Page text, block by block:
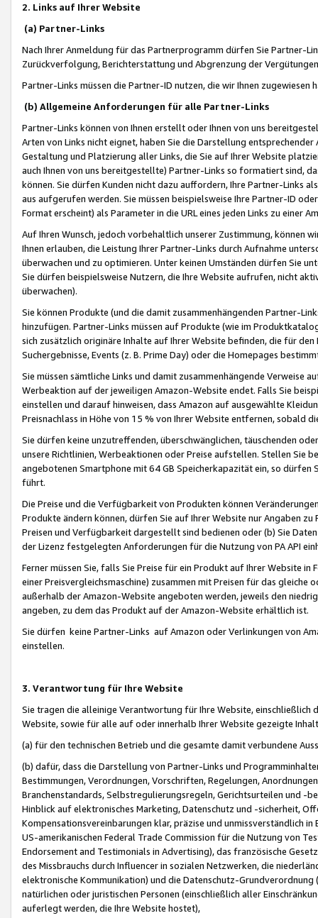
2. Links auf Ihrer Website
(a) Partner-Links
Nach Ihrer Anmeldung für das Partnerprogramm dürfen Sie Partner-
Zurückverfolgung, Berichterstattung und Abgrenzung der
Partner-Links müssen die Partner-ID nutzen, die wir Ihnen zugewiesen
(b) Allgemeine Anforderungen für alle Partner-Links
Partner-Links können von Ihnen erstellt oder Ihnen von uns
Arten von Links nicht eignet, haben Sie die Darstellung
Gestaltung und Platzierung aller Links, die Sie auf Ihrer Website
auch Ihnen von uns bereitgestellte) Partner-Links so formatiert sind,
können. Sie dürfen Kunden nicht dazu auffordern, Ihre Partner-Links
aus aufgerufen werden. Sie müssen beispielsweise Ihre Partner-ID
Format erscheint) als Parameter in die URL eines jeden Links zu einer
Auf Ihren Wunsch, jedoch vorbehaltlich unserer Zustimmung, können
Ihnen erlauben, die Leistung Ihrer Partner-Links durch Aufnahme
überwachen und zu optimieren. Unter keinen Umständen dürfen Sie
Sie dürfen beispielsweise Nutzern, die Ihre Website aufrufen, nicht
überwachen).
Sie können Produkte (und die damit zusammenhängenden Partner-
hinzufügen. Partner-Links müssen auf Produkte (wie im
sich zusätzlich originäre Inhalte auf Ihrer Website befinden, die für
Suchergebnisse, Events (z. B. Prime Day) oder die Homepages
Sie müssen sämtliche Links und damit zusammenhängende
Werbeaktion auf der jeweiligen Amazon-Website endet. Falls Sie
einstellen und darauf hinweisen, dass Amazon auf ausgewählte
Preisnachlass in Höhe von 15 % von Ihrer Website entfernen, sobald
Sie dürfen keine unzutreffenden, überschwänglichen, täuschenden
unsere Richtlinien, Werbeaktionen oder Preise aufstellen. Stellen Sie
angebotenen Smartphone mit 64 GB Speicherkapazität ein, so dürfen
führt.
Die Preise und die Verfügbarkeit von Produkten können
Produkte ändern können, dürfen Sie auf Ihrer Website nur Angaben
Preisen und Verfügbarkeit dargestellt sind bedienen oder (b) Sie
der Lizenz festgelegten Anforderungen für die Nutzung von PA API
Ferner müssen Sie, falls Sie Preise für ein Produkt auf Ihrer Website
einer Preisvergleichsmaschine) zusammen mit Preisen für das
außerhalb der Amazon-Website angeboten werden, jeweils den
angeben, zu dem das Produkt auf der Amazon-Website erhältlich ist.
Sie dürfen keine Partner-Links auf Amazon oder Verlinkungen von
einstellen.
3. Verantwortung für Ihre Website
Sie tragen die alleinige Verantwortung für Ihre Website,
Website, sowie für alle auf oder innerhalb Ihrer Website gezeigte
(a) für den technischen Betrieb und die gesamte damit verbundene
(b) dafür, dass die Darstellung von Partner-Links und
Bestimmungen, Verordnungen, Vorschriften, Regelungen,
Branchenstandards, Selbstregulierungsregeln, Gerichtsurteilen und -
Hinblick auf elektronisches Marketing, Datenschutz und -sicherheit,
Kompensationsvereinbarungen klar, präzise und unmissverständlich
US-amerikanischen Federal Trade Commission für die Nutzung von
Endorsement and Testimonials in Advertising), das französische
des Missbrauchs durch Influencer in sozialen Netzwerken, die
elektronische Kommunikation) und die Datenschutz-
natürlichen oder juristischen Personen (einschließlich aller
auferlegt werden, die Ihre Website hostet),